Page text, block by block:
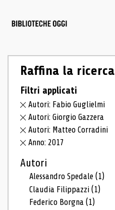
Raffina la ricerca
Filtri applicati
Autori: Fabio Guglielmi
Autori: Giorgio Gazzera
Autori: Matteo Corradini
Anno: 2017
Autori
Alessandro Spedale(1)
Claudia Filippazzi(1)
Federico Borgna(1)